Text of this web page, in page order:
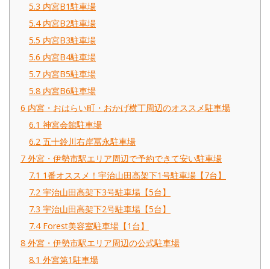
5.3 内宮B1駐車場
5.4 内宮B2駐車場
5.5 内宮B3駐車場
5.6 内宮B4駐車場
5.7 内宮B5駐車場
5.8 内宮B6駐車場
6 内宮・おはらい町・おかげ横丁周辺のオススメ駐車場
6.1 神宮会館駐車場
6.2 五十鈴川右岸冨永駐車場
7 外宮・伊勢市駅エリア周辺で予約できて安い駐車場
7.1 1番オススメ！宇治山田高架下1号駐車場【7台】
7.2 宇治山田高架下3号駐車場【5台】
7.3 宇治山田高架下2号駐車場【5台】
7.4 Forest美容室駐車場【1台】
8 外宮・伊勢市駅エリア周辺の公式駐車場
8.1 外宮第1駐車場